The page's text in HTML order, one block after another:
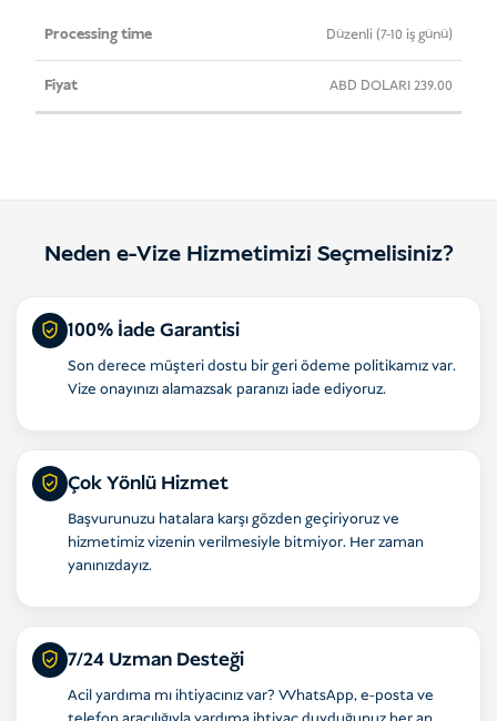
Düzenli (7-10 iş günü)
ABD DOLARI239.00
Neden e-Vize Hizmetimizi Seçmelisiniz?
100% İade Garantisi
Son derece müşteri dostu bir geri ödeme politikamız var.
Vize onayınızı alamazsak paranızı iade ediyoruz.
Çok Yönlü Hizmet
Başvurunuzu hatalara karşı gözden geçiriyoruz ve
hizmetimiz vizenin verilmesiyle bitmiyor. Her zaman
yanınızdayız.
7/24 Uzman Desteği
Acil yardıma mı ihtiyacınız var? WhatsApp, e-posta ve